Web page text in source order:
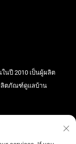
นปี 2010 เป็นผู้ผลิต
ลิตภัณฑ์ดูแลบ้าน